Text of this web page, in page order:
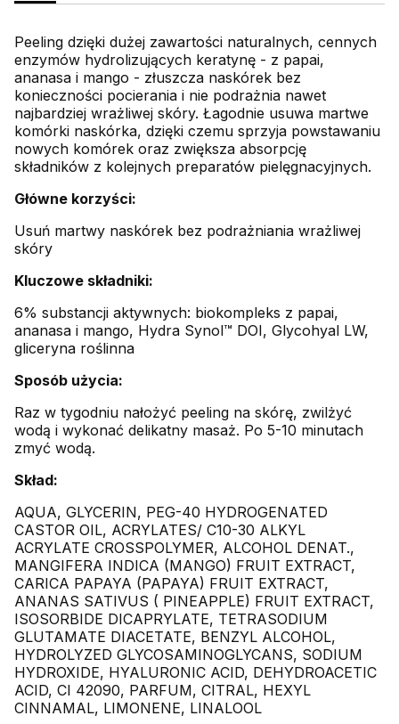
Peeling dzięki dużej zawartości naturalnych, cennych
enzymów hydrolizujących keratynę - z papai,
ananasa i mango - złuszcza naskórek bez
konieczności pocierania i nie podrażnia nawet
najbardziej wrażliwej skóry. Łagodnie usuwa martwe
komórki naskórka, dzięki czemu sprzyja powstawaniu
nowych komórek oraz zwiększa absorpcję
składników z kolejnych preparatów pielęgnacyjnych.
Główne korzyści:
Usuń martwy naskórek bez podrażniania wrażliwej
skóry
Kluczowe składniki:
6% substancji aktywnych: biokompleks z papai,
ananasa i mango, Hydra Synol™ DOI, Glycohyal LW,
gliceryna roślinna
Sposób użycia:
Raz w tygodniu nałożyć peeling na skórę, zwilżyć
wodą i wykonać delikatny masaż. Po 5-10 minutach
zmyć wodą.
Skład:
AQUA, GLYCERIN, PEG-40 HYDROGENATED
CASTOR OIL, ACRYLATES/ C10-30 ALKYL
ACRYLATE CROSSPOLYMER, ALCOHOL DENAT.,
MANGIFERA INDICA (MANGO) FRUIT EXTRACT,
CARICA PAPAYA (PAPAYA) FRUIT EXTRACT,
ANANAS SATIVUS ( PINEAPPLE) FRUIT EXTRACT,
ISOSORBIDE DICAPRYLATE, TETRASODIUM
GLUTAMATE DIACETATE, BENZYL ALCOHOL,
HYDROLYZED GLYCOSAMINOGLYCANS, SODIUM
HYDROXIDE, HYALURONIC ACID, DEHYDROACETIC
ACID, CI 42090, PARFUM, CITRAL, HEXYL
CINNAMAL, LIMONENE, LINALOOL